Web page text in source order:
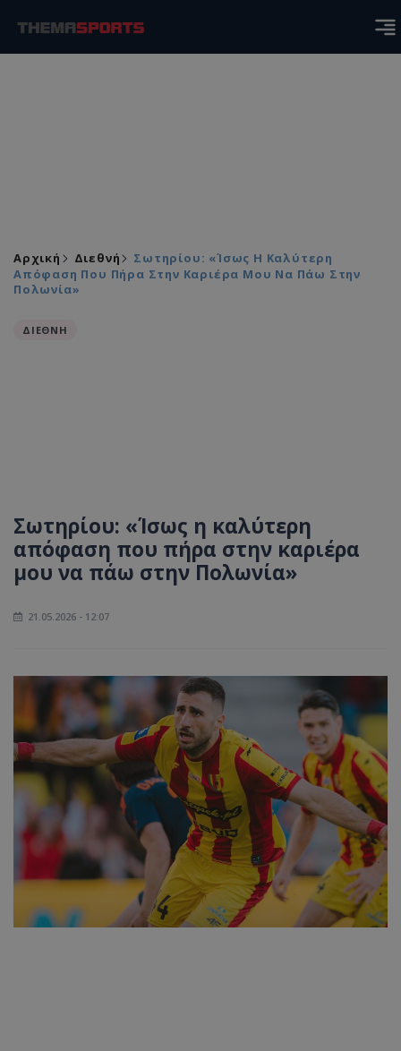
Αρχική Διεθνή
Σωτηρίου: «Ίσως Η Καλύτερη
Απόφαση Που Πήρα Στην Καριέρα Μου Να Πάω Στην
Πολωνία»
ΔΙΕΘΝΗ
Σωτηρίου: «Ίσως η καλύτερη
απόφαση που πήρα στην καριέρα
μου να πάω στην Πολωνία»
21.05.2026 - 12:07